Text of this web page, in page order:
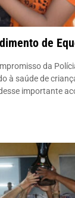
de
da
à saúde de
importante